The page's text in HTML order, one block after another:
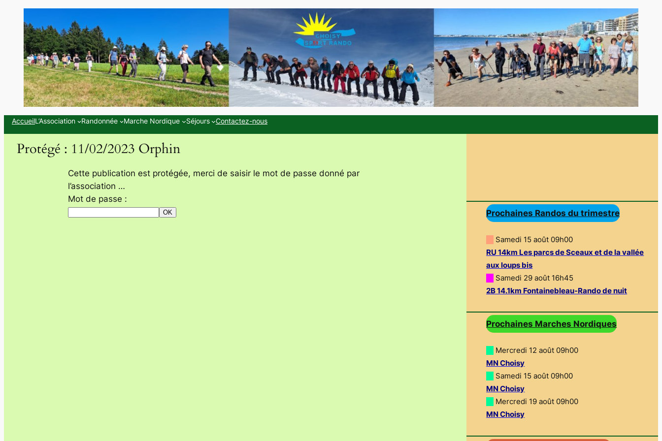
contenu
AccueilL’Association Randonnée Marche Nordique Séjours Contactez-nous
Protégé : 11/02/2023 Orphin
Cette publication est protégée, merci de saisir le mot de passe donné par
l’association …
Mot de passe :
Prochaines Randos du trimestre
Samedi 15 août 09h00
RU 14km Les parcs de Sceaux et de la vallée
aux loups bis
Samedi 29 août 16h45
2B 14.1km Fontainebleau-Rando de nuit
Prochaines Marches Nordiques
Mercredi 12 août 09h00
MN Choisy
Samedi 15 août 09h00
MN Choisy
Mercredi 19 août 09h00
MN Choisy